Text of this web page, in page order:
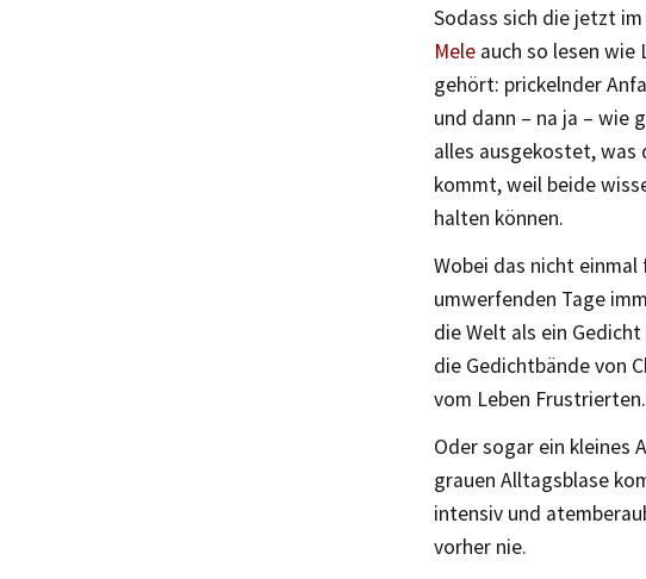
Sodass sich die jetzt im
Mele auch so lesen wie
gehört: prickelnder
und dann – na ja – wie
alles ausgekostet, was
kommt, weil beide
halten können.
Wobei das nicht
umwerfenden Tage
die Welt als ein
die Gedichtbände von
vom Leben Frustrierten.
Oder sogar ein kleines
grauen Alltagsblase
intensiv und
vorher nie.